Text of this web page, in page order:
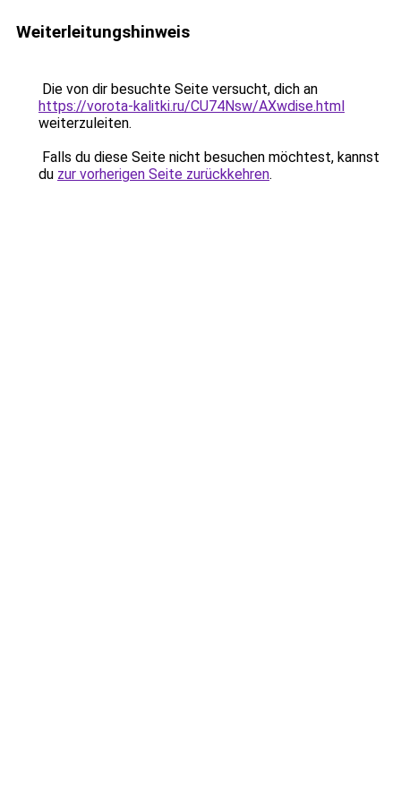
Weiterleitungshinweis
Die von dir besuchte Seite versucht, dich an
https://vorota-kalitki.ru/CU74Nsw/AXwdise.html
weiterzuleiten.
Falls du diese Seite nicht besuchen möchtest, kannst
du zur vorherigen Seite zurückkehren.